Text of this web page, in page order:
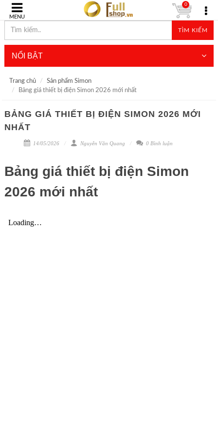
MENU
TÌM KIẾM
0
NỔI BẬT
Trang chủ
Sản phẩm Simon
Bảng giá thiết bị điện Simon 2026 mới nhất
BẢNG GIÁ THIẾT BỊ ĐIỆN SIMON 2026 MỚI
NHẤT
14/05/2026 Nguyễn Văn Quang 0 Bình luận
Bảng giá thiết bị điện Simon
2026 mới nhất